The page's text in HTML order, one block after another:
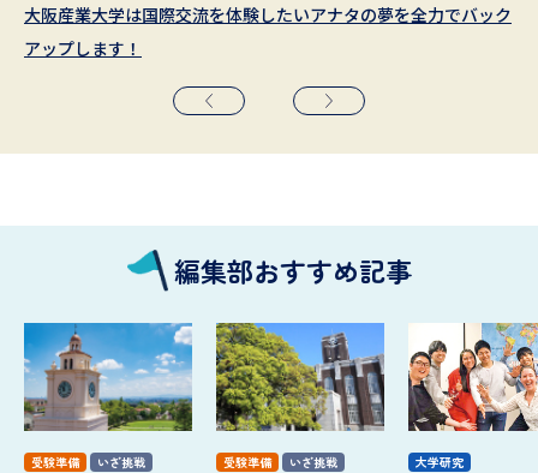
大阪産業大学は国際交流を体験したいアナタの夢を全力でバック
アップします！
都市型・国際教養教育の女子大で学び、大阪の中心から世界へ。
学内外の国際交流プログラムが豊富
国際ビジネス・国際観光の分野で即戦力に！
世界の叡智が集結する専門教育とグローバル教養教育
国際都市YOKOHAMAから、世界へ、そして未来へ
編集部おすすめ記事
受験準備
いざ挑戦
受験準備
いざ挑戦
大学研究